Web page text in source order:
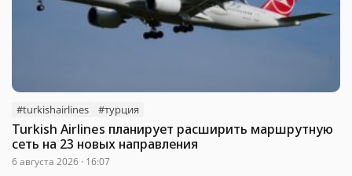
#turkishairlines #турция
Turkish Airlines планирует расширить маршрутную
сеть на 23 новых направления
6 августа 2026 · 16:07